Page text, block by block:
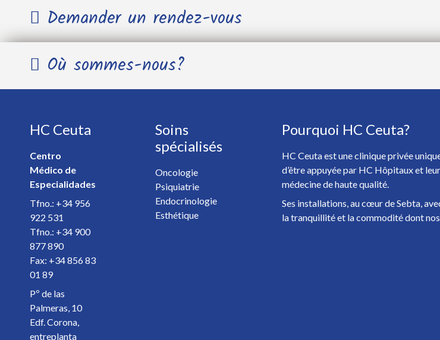
Demander un rendez-vous
Télephone *
E-mail *
Spécialiste *
Détails de votre rendez-vous *
Où sommes-nous?
HC Ceuta
Centro
Médico de
Especialidades
Tfno.: +34 956
922 531
Tfno.: +34 900
877 890
Fax: +34 856 83
01 89
Pº de las
Palmeras, 10
Edf. Corona,
entreplanta
Soins
spécialisés
Oncologie
Psiquiatrie
Endocrinologie
Esthétique
Pourquoi HC Ceuta?
HC Ceuta est une clinique privée
d’être appuyée par HC Hôpitaux et
médecine de haute qualité.
Ses installations, au cœur de Sebta,
la tranquillité et la commodité dont